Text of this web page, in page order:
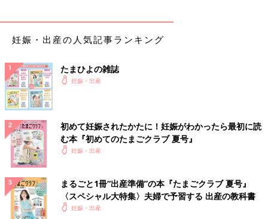
日の先生やさしいし、私は16時半まで勤務なので、それまでに産
ー！」と余裕ぶっこいてた。
「まずは午前中に子宮口5cmが目標ね！」と。
7:30
朝ごはん
ここで、排便！出てよかったーーー笑
8:00
「破水から24時間になるから促進剤でいい？」と。→ぜひお願い
します。
前日夜から私の実家で暇してる夫に連絡。
妊娠・出産の人気記事ランキング
たまひよの雑誌
妊娠・出産
初めて妊娠されたかたに！妊娠がわかったら最初に読
む本『初めてのたまごクラブ 夏号』
妊娠・出産
まるごと1冊“出産準備”の本『たまごクラブ 夏号』
〈スペシャル大特集〉夫婦で予習する 出産の教科書
妊娠・出産